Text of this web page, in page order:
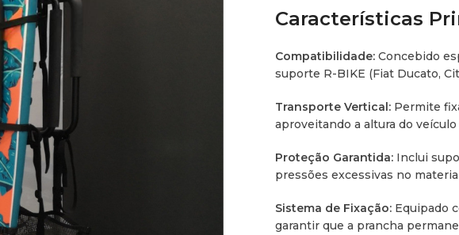
Características
Compatibilidade: Concebido
suporte R-BIKE (Fiat Ducato,
Transporte Vertical: Permite
aproveitando a altura do
Proteção Garantida: Inclui
pressões excessivas no
Sistema de Fixação: Equipado
garantir que a prancha